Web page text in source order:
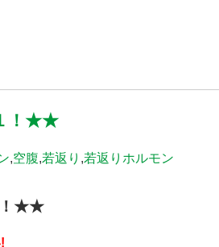
！★★
,空腹,若返り ,若返りホルモン
！★★